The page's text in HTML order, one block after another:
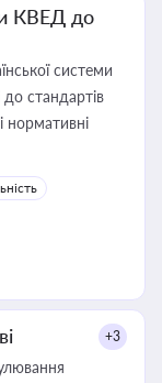
КВЕД до
системи
до стандартів
нормативні
+3